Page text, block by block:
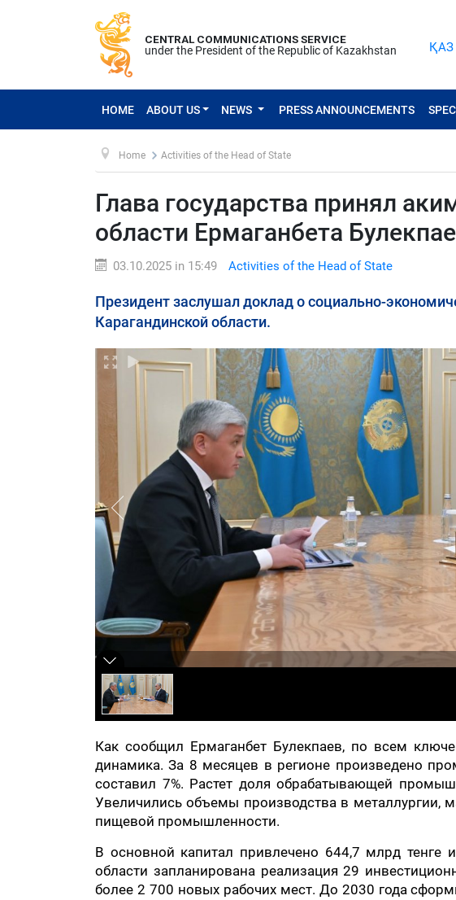
CENTRAL COMMUNICATIONS SERVICE
under the President of the Republic of Kazakhstan
ҚАЗ
HOME ABOUT US NEWS PRESS ANNOUNCEMENTS
Home Activities of the Head of State
Глава государства принял
области Ермаганбета
03.10.2025 in 15:49 Activities of the Head of State
Президент заслушал доклад о социально-
Карагандинской области.
Как сообщил Ермаганбет Булекпаев, по всем
динамика. За 8 месяцев в регионе произведено
составил 7%. Растет доля обрабатывающей
Увеличились объемы производства в металлургии,
пищевой промышленности.
В основной капитал привлечено 644,7 млрд тенге
области запланирована реализация 29
более 2 700 новых рабочих мест. До 2030 года